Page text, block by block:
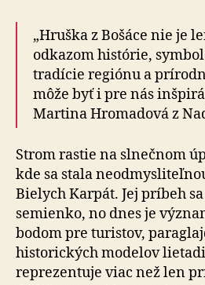
„Hruška z Bošáce nie je
odkazom histórie,
tradície regiónu a
môže byť i pre nás
Martina Hromadová z
Strom rastie na slnečnom
kde sa stala
Bielych Karpát. Jej príbeh
semienko, no dnes je
bodom pre turistov,
historických modelov
reprezentuje viac než len